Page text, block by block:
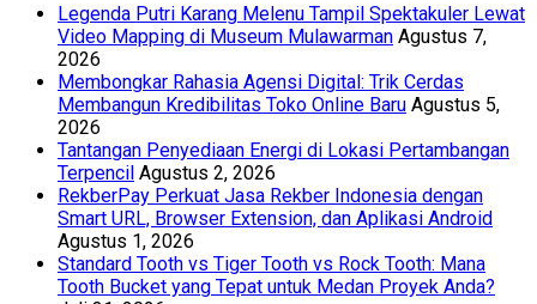
Legenda Putri Karang Melenu Tampil Spektakuler Lewat
Video Mapping di Museum Mulawarman Agustus 7,
2026
Membongkar Rahasia Agensi Digital: Trik Cerdas
Membangun Kredibilitas Toko Online Baru Agustus 5,
2026
Tantangan Penyediaan Energi di Lokasi Pertambangan
Terpencil Agustus 2, 2026
RekberPay Perkuat Jasa Rekber Indonesia dengan
Smart URL, Browser Extension, dan Aplikasi Android
Agustus 1, 2026
Standard Tooth vs Tiger Tooth vs Rock Tooth: Mana
Tooth Bucket yang Tepat untuk Medan Proyek Anda?